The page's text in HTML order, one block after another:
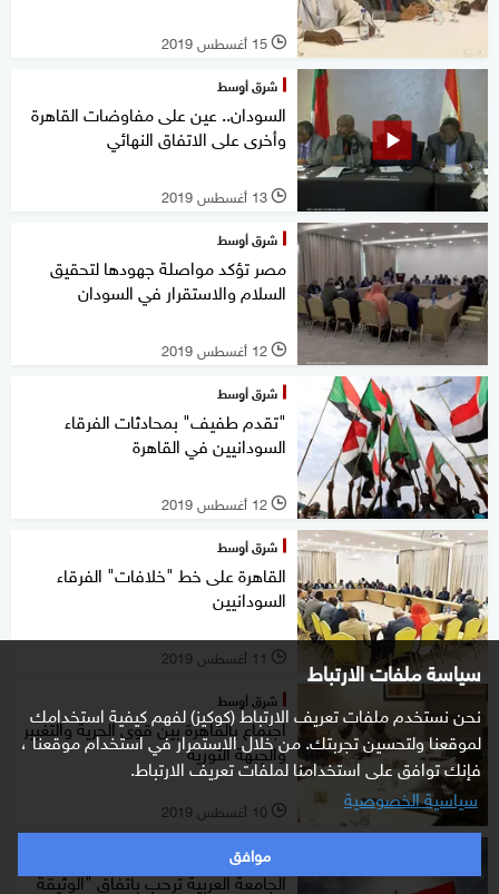
سياسة ملفات الارتباط
نحن نستخدم ملفات تعريف الارتباط (كوكيز) لفهم كيفية استخدامك
لموقعنا ولتحسين تجربتك. من خلال الاستمرار في استخدام موقعنا ،
فإنك توافق على استخدامنا لملفات تعريف الارتباط.
سياسية الخصوصية
موافق
l 15 أغسطس 2019
شرق أوسط
السودان.. عين على مفاوضات القاهرة
وأخرى على الاتفاق النهائي
l 13 أغسطس 2019
شرق أوسط
مصر تؤكد مواصلة جهودها لتحقيق
السلام والاستقرار في السودان
l 12 أغسطس 2019
شرق أوسط
"تقدم طفيف" بمحادثات الفرقاء
السودانيين في القاهرة
l 12 أغسطس 2019
شرق أوسط
القاهرة على خط "خلافات" الفرقاء
السودانيين
l 11 أغسطس 2019
شرق أوسط
اجتماع بالقاهرة بين قوى الحرية والتغيير
والجبهة الثورية
l 10 أغسطس 2019
شرق أوسط
الجامعة العربية ترحب باتفاق "الوثيقة